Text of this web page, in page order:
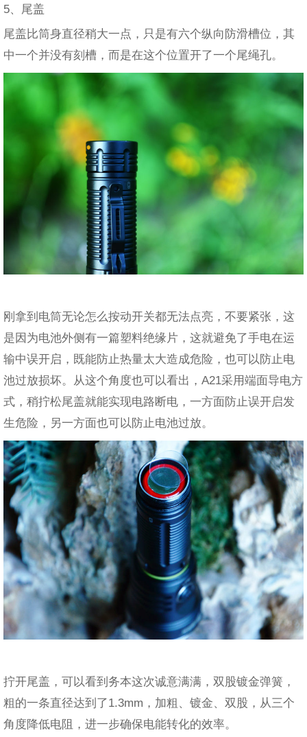
5、尾盖
尾盖比筒身直径稍大一点，只是有六个纵向防滑槽位，其
中一个并没有刻槽，而是在这个位置开了一个尾绳孔。
刚拿到电筒无论怎么按动开关都无法点亮，不要紧张，这
是因为电池外侧有一篇塑料绝缘片，这就避免了手电在运
输中误开启，既能防止热量太大造成危险，也可以防止电
池过放损坏。从这个角度也可以看出，A21采用端面导电方
式，稍拧松尾盖就能实现电路断电，一方面防止误开启发
生危险，另一方面也可以防止电池过放。
拧开尾盖，可以看到务本这次诚意满满，双股镀金弹簧，
粗的一条直径达到了1.3mm，加粗、镀金、双股，从三个
角度降低电阻，进一步确保电能转化的效率。